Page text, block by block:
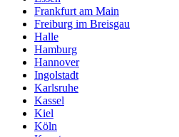
Frankfurt am Main
Freiburg im Breisgau
Halle
Hamburg
Hannover
Ingolstadt
Karlsruhe
Kassel
Kiel
Köln